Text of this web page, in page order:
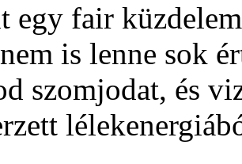
egy fair
is lenne sok
szomjodat, és